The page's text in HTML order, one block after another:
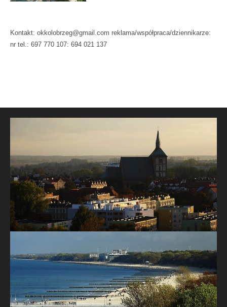
Kontakt: okkolobrzeg@gmail.com reklama/współpraca/dziennikarze:
nr tel.: 697 770 107: 694 021 137